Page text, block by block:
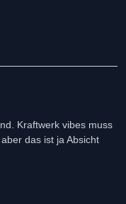
Kraftwerk vibes muss
das ist ja Absicht